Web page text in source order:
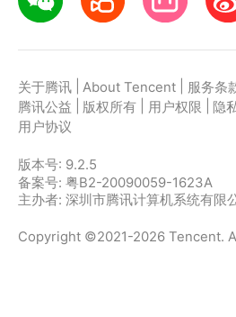
关于腾讯 About Tencent 服务条
腾讯公益
版权所有 用户权限 隐
用户协议
版本号: 9.2.5
备案号: 粤B2-20090059-1623A
主办者: 深圳市腾讯计算机系统有限
Copyright ©2021-2026 Tencent.